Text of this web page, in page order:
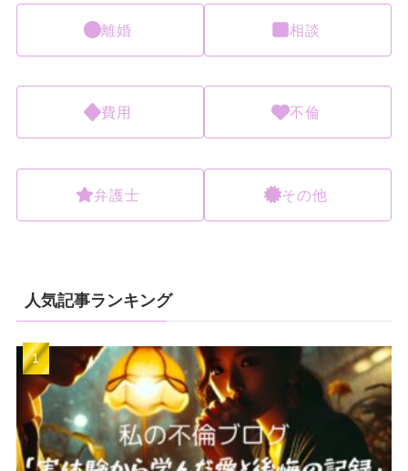
離婚 相談
費用 不倫
弁護士 その他
人気記事ランキング